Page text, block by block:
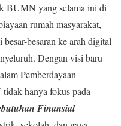
BUMN yang selama ini di
rumah masyarakat,
besaran ke arah digital
Dengan visi baru
Pemberdayaan
hanya fokus pada
Finansial